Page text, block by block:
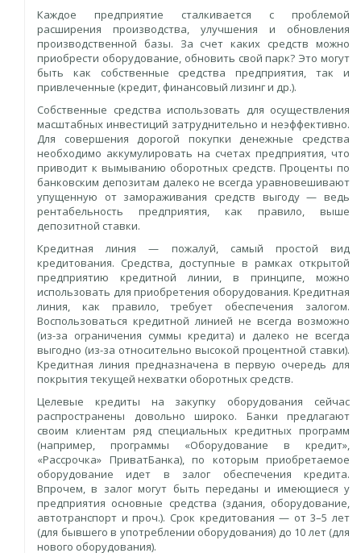
Каждое предприятие сталкивается с проблемой
расширения производства, улучшения и обновления
производственной базы. За счет каких средств можно
приобрести оборудование, обновить свой парк? Это могут
быть как собственные средства предприятия, так и
привлеченные (кредит, финансовый лизинг и др.).
Собственные средства использовать для осуществления
масштабных инвестиций затруднительно и неэффективно.
Для совершения дорогой покупки денежные средства
необходимо аккумулировать на счетах предприятия, что
приводит к вымыванию оборотных средств. Проценты по
банковским депозитам далеко не всегда уравновешивают
упущенную от замораживания средств выгоду — ведь
рентабельность предприятия, как правило, выше
депозитной ставки.
Кредитная линия — пожалуй, самый простой вид
кредитования. Средства, доступные в рамках открытой
предприятию кредитной линии, в принципе, можно
использовать для приобретения оборудования. Кредитная
линия, как правило, требует обеспечения залогом.
Воспользоваться кредитной линией не всегда возможно
(из-за ограничения суммы кредита) и далеко не всегда
выгодно (из-за относительно высокой процентной ставки).
Кредитная линия предназначена в первую очередь для
покрытия текущей нехватки оборотных средств.
Целевые кредиты на закупку оборудования сейчас
распространены довольно широко. Банки предлагают
своим клиентам ряд специальных кредитных программ
(например, программы «Оборудование в кредит»,
«Рассрочка» ПриватБанка), по которым приобретаемое
оборудование идет в залог обеспечения кредита.
Впрочем, в залог могут быть переданы и имеющиеся у
предприятия основные средства (здания, оборудование,
автотранспорт и проч.). Срок кредитования — от 3–5 лет
(для бывшего в употреблении оборудования) до 10 лет (для
нового оборудования).